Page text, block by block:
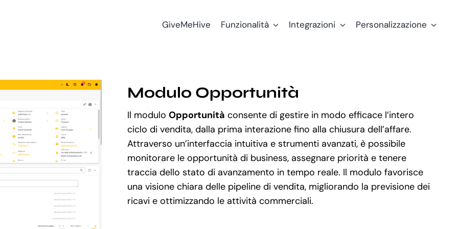
GiveMeHive Funzionalità Integrazioni Personalizzazione
Modulo Opportunità
Il moduloOpportunità consente di gestire in modo efficace l’intero
ciclo di vendita, dalla prima interazione fino alla chiusura dell’affare.
Attraverso un’interfaccia intuitiva e strumenti avanzati, è possibile
monitorare le opportunità di business, assegnare priorità e tenere
traccia dello stato di avanzamento in tempo reale. Il modulo favorisce
una visione chiara delle pipeline di vendita, migliorando la previsione dei
ricavi e ottimizzando le attività commerciali.